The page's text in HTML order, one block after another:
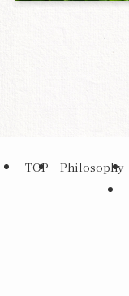
TOP Philosophy